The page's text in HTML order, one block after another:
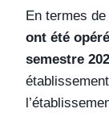
En termes
ont été
semestre